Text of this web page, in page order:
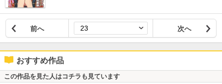
前へ 次へ
おすすめ作品
この作品を見た人はコチラも見ています